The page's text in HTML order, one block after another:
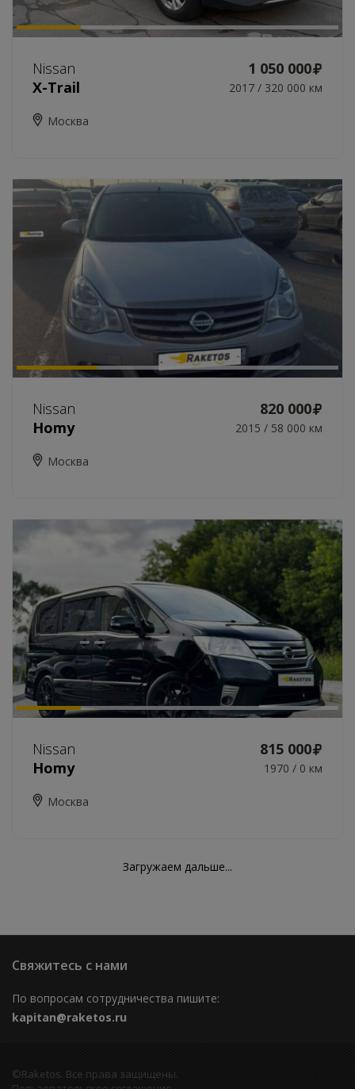
Nissan
1 050 000
X-Trail
2017 / 320 000 км
Москва
Nissan
820 000
Homy
2015 / 58 000 км
Москва
Nissan
815 000
Homy
1970 / 0 км
Москва